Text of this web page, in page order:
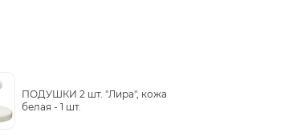
ПОДУШКИ 2 шт. "Лира", кожа
белая - 1 шт.